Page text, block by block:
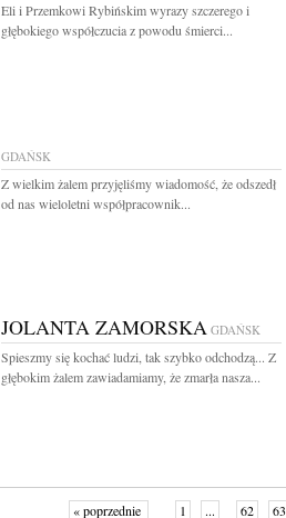
Eli i Przemkowi Rybińskim wyrazy szczerego i
głębokiego współczucia z powodu śmierci...
GDAŃSK
Z wielkim żalem przyjęliśmy wiadomość, że odszedł
od nas wieloletni współpracownik...
JOLANTA ZAMORSKA GDAŃSK
Spieszmy się kochać ludzi, tak szybko odchodzą... Z
głębokim żalem zawiadamiamy, że zmarła nasza...
« poprzednie 1 ... 62 63